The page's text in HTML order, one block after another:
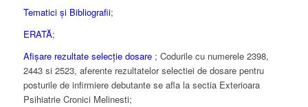
Tematici și Bibliografii;
ERATĂ;
Afișare rezultate selecție dosare ; Codurile cu numerele 2398,
2443 si 2523, aferente rezultatelor selectiei de dosare pentru
posturile de infirmiere debutante se afla la sectia Exterioara
Psihiatrie Cronici Melinesti;